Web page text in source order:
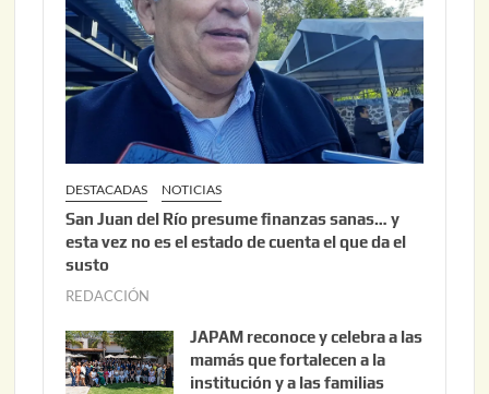
2
6
DESTACADAS NOTICIAS
San Juan del Río presume finanzas sanas… y
esta vez no es el estado de cuenta el que da el
susto
REDACCIÓN
o
s
JAPAM reconoce y celebra a las
mamás que fortalecen a la
institución y a las familias